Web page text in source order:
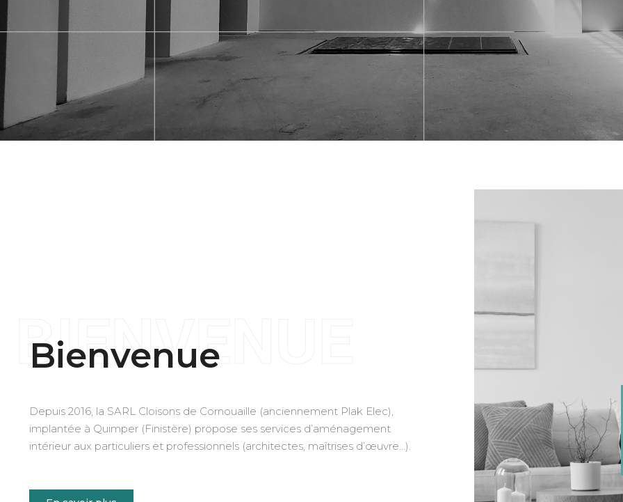
BIENVENUE
Bienvenue
Depuis 2016, la SARL Cloisons de Cornouaille (anciennement Plak Elec),
implantée à Quimper (Finistère) propose ses services d’aménagement
intérieur aux particuliers et professionnels (architectes, maîtrises d’œuvre…).